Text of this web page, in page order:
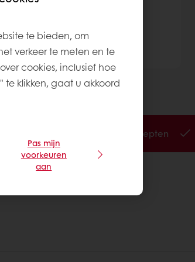
te bieden, om
verkeer te meten en te
cookies, inclusief hoe
te klikken, gaat u akkoord
Pas mijn
voorkeuren
aan
promoties Inspirerende recepten